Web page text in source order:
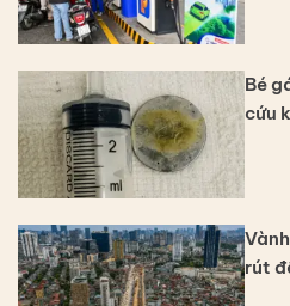
Bé
cứu
rút